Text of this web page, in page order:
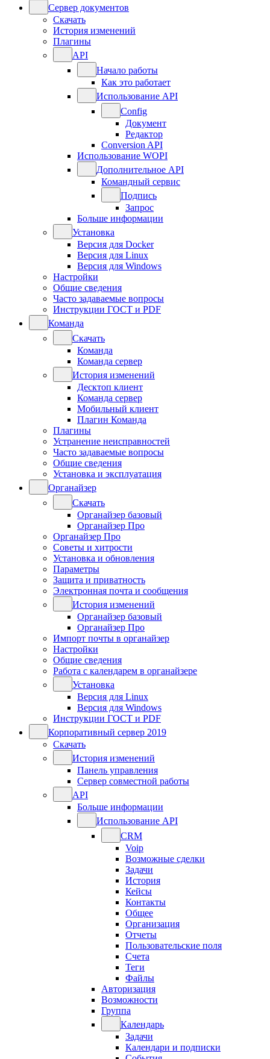
Сервер документов
Скачать
История изменений
Плагины
API
Начало работы
Как это работает
Использование API
Config
Документ
Редактор
Conversion API
Использование WOPI
Дополнительное API
Командный сервис
Подпись
Запрос
Больше информации
Установка
Версия для Docker
Версия для Linux
Версия для Windows
Настройки
Общие сведения
Часто задаваемые вопросы
Инструкции ГОСТ и PDF
Команда
Скачать
Команда
Команда сервер
История изменений
Десктоп клиент
Команда сервер
Мобильный клиент
Плагин Команда
Плагины
Устранение неисправностей
Часто задаваемые вопросы
Общие сведения
Установка и эксплуатация
Органайзер
Скачать
Органайзер базовый
Органайзер Про
Органайзер Про
Советы и хитрости
Установка и обновления
Параметры
Защита и приватность
Электронная почта и сообщения
История изменений
Органайзер базовый
Органайзер Про
Импорт почты в органайзер
Настройки
Общие сведения
Работа с календарем в органайзере
Установка
Версия для Linux
Версия для Windows
Инструкции ГОСТ и PDF
Корпоративный сервер 2019
Скачать
История изменений
Панель управления
Сервер совместной работы
API
Больше информации
Использование API
CRM
Voip
Возможные сделки
Задачи
История
Кейсы
Контакты
Общее
Организация
Отчеты
Пользовательские поля
Счета
Теги
Файлы
Авторизация
Возможности
Группа
Календарь
Задачи
Календари и подписки